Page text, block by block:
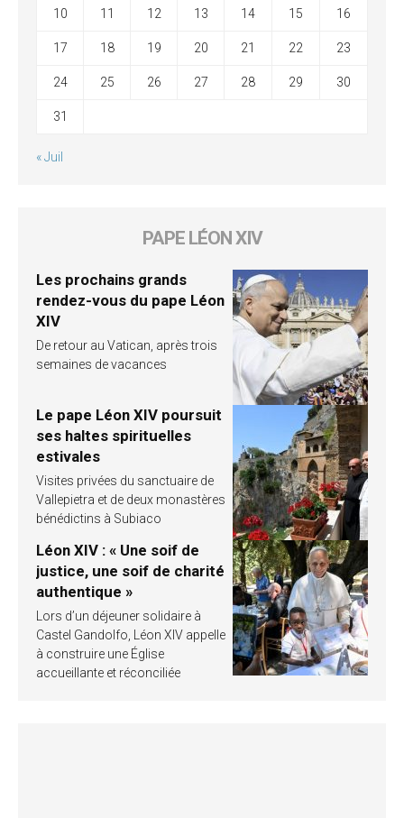
10 11 12 13 14 15 16
17 18 19 20 21 22 23
24 25 26 27 28 29 30
31
« Juil
PAPE LÉON XIV
Les prochains grands
rendez-vous du pape Léon
XIV
De retour au Vatican, après trois
semaines de vacances
Le pape Léon XIV poursuit
ses haltes spirituelles
estivales
Visites privées du sanctuaire de
Vallepietra et de deux monastères
bénédictins à Subiaco
Léon XIV : « Une soif de
justice, une soif de charité
authentique »
Lors d’un déjeuner solidaire à
Castel Gandolfo, Léon XIV appelle
à construire une Église
accueillante et réconciliée